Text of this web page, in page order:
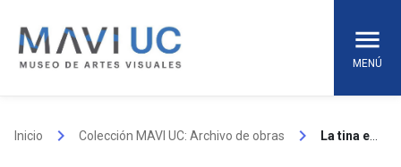
content
MENÚ
Inicio keyboard_arrow_right Colección MAVI UC: Archivo de obras keyboard_arrow_right